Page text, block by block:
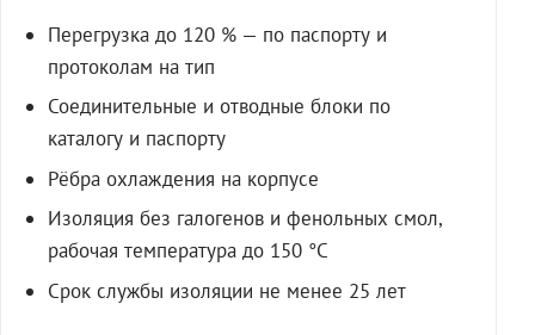
Перегрузка до 120 % — по паспорту и
протоколам на тип
Соединительные и отводные блоки по
каталогу и паспорту
Рёбра охлаждения на корпусе
Изоляция без галогенов и фенольных смол,
рабочая температура до 150 °C
Срок службы изоляции не менее 25 лет